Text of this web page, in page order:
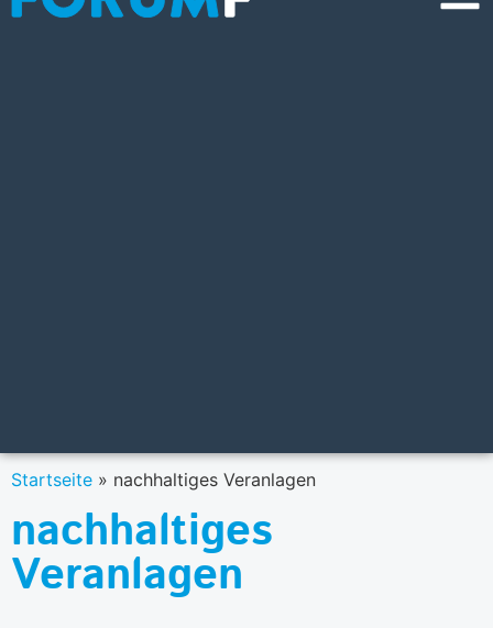
Startseite » nachhaltiges Veranlagen
nachhaltiges
Veranlagen